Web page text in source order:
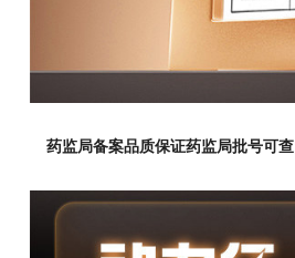
药监局备案品质保证药监局批号可